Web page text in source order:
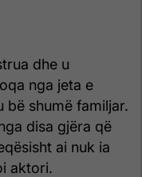
dhe u
nga jeta e
bë shumë familjar.
disa gjëra që
ai nuk ia
aktori.